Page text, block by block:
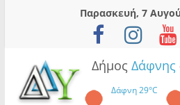
Παρασκευή, 7
Δήμος Δάφνης
Δάφνη29°C